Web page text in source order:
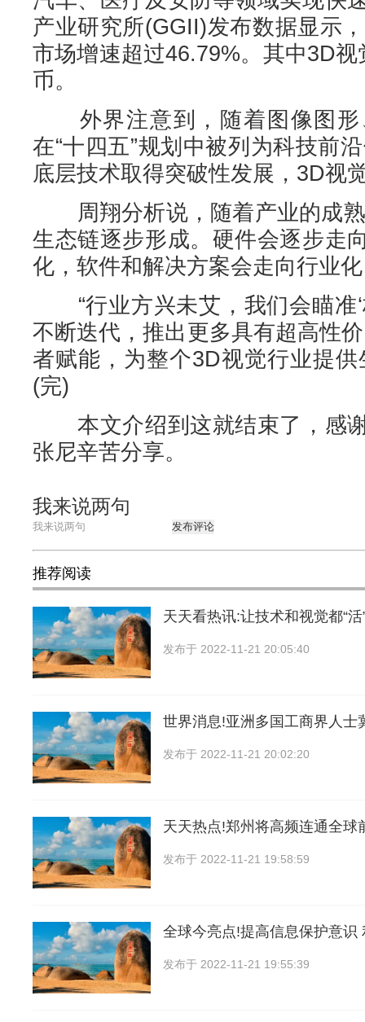
产业研究所(GGII)发布数据显示
市场增速超过46.79%。其中3D
币。
外界注意到，随着图像图形
在“十四五”规划中被列为科技前
底层技术取得突破性发展，3D视
周翔分析说，随着产业的成熟
生态链逐步形成。硬件会逐步走
化，软件和解决方案会走向行业
“行业方兴未艾，我们会瞄准‘
不断迭代，推出更多具有超高性
者赋能，为整个3D视觉行业提
(完)
本文介绍到这就结束了，感
张尼辛苦分享。
我来说两句
发布评论
推荐阅读
天天看热讯:让技术和视觉都“
发布于 2022-11-21 20:05:40
世界消息!亚洲多国工商界人士
发布于 2022-11-21 20:02:20
天天热点!郑州将高频连通全球
发布于 2022-11-21 19:58:59
全球今亮点!提高信息保护意识
发布于 2022-11-21 19:55:39